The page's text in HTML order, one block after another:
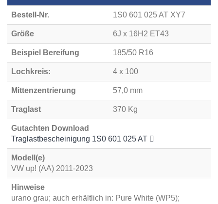
Bestell-Nr. 1S0 601 025 AT XY7
Größe 6J x 16H2 ET43
Beispiel Bereifung 185/50 R16
Lochkreis: 4 x 100
Mittenzentrierung 57,0 mm
Traglast 370 Kg
Gutachten Download
Traglastbescheinigung 1S0 601 025 AT
Modell(e)
VW up! (AA) 2011-2023
Hinweise
urano grau; auch erhältlich in: Pure White (WP5);